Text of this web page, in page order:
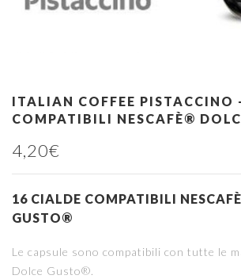
ITALIAN COFFEE PISTACCINO
COMPATIBILI NESCAFÈ®
4,20€
16 CIALDE COMPATIBILI
GUSTO®
Le capsule sono compatibili con tutte le
Dolce Gusto®.